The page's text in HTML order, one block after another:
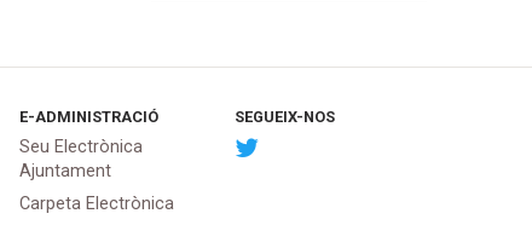
E-ADMINISTRACIÓ
Seu Electrònica
Ajuntament
Carpeta Electrònica
SEGUEIX-NOS